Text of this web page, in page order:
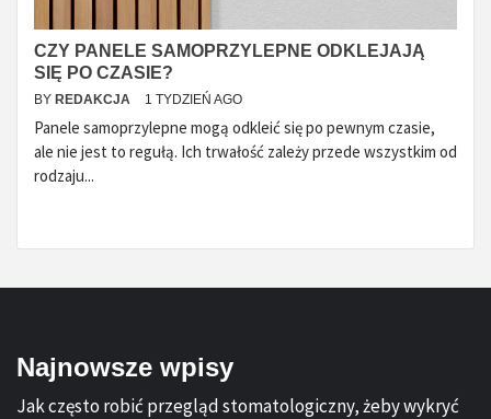
CZY PANELE SAMOPRZYLEPNE ODKLEJAJĄ
SIĘ PO CZASIE?
BY REDAKCJA 1 TYDZIEŃ AGO
Panele samoprzylepne mogą odkleić się po pewnym czasie,
ale nie jest to regułą. Ich trwałość zależy przede wszystkim od
rodzaju...
Najnowsze wpisy
Jak często robić przegląd stomatologiczny, żeby wykryć